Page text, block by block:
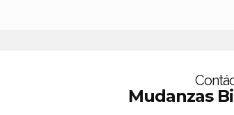
Mudanzas